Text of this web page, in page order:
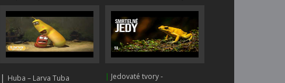
| Huba – Larva Tuba | Jedovaté tvory -